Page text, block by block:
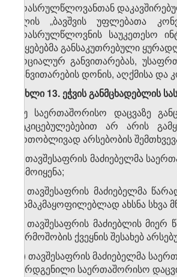
არასრულწლოვანთან
წლის „ბავშვის უფლებათა
არასრულწლოვნის საუკეთესო
უწყებებმა განსაკუთრებული
სოციალურ განვითარებას,
განვითარების დონის, აღქმისა და
მუხლი 13. ეჭვის განმცხადებლის
თუ საერთაშორისო დაცვაზე
მტკიცებულებებით არ არის
ერთობლივად არსებობის
ა) თავშესაფრის მაძიებელმა
გამოიყენა;
ბ) თავშესაფრის მაძიებელმა
დამაკმაყოფილებლად ახსნა სხვა
გ) თავშესაფრის მაძიებლის
წარმოშობის ქვეყნის შესახებ
დ) თავშესაფრის მაძიებელმა
წარდგენილი საერთაშორისო